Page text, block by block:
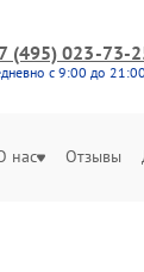
(495) 023-73-
с 9:00 до 21:00
нас Отзывы